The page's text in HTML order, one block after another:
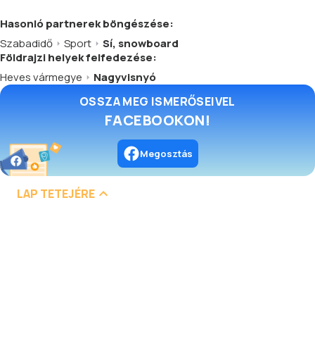
Hasonló partnerekböngészése:
Szabadidő
Sport
Sí, snowboard
Földrajzi helyek felfedezése:
Heves vármegye
Nagyvisnyó
OSSZA MEG ISMERŐSEIVEL
FACEBOOKON!
Megosztás
LAP TETEJÉRE